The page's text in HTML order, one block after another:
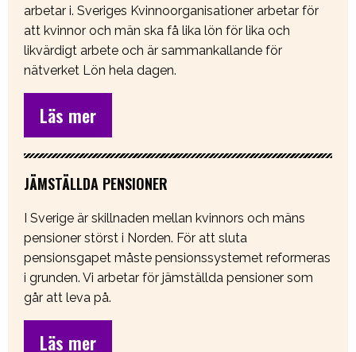
arbetar i. Sveriges Kvinnoorganisationer arbetar för
att kvinnor och män ska få lika lön för lika och
likvärdigt arbete och är sammankallande för
nätverket Lön hela dagen.
Läs mer
JÄMSTÄLLDA PENSIONER
I Sverige är skillnaden mellan kvinnors och mäns
pensioner störst i Norden. För att sluta
pensionsgapet måste pensionssystemet reformeras
i grunden. Vi arbetar för jämställda pensioner som
går att leva på.
Läs mer